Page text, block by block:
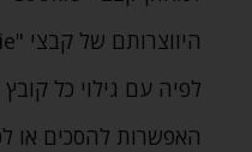
האפשרות להסכים או